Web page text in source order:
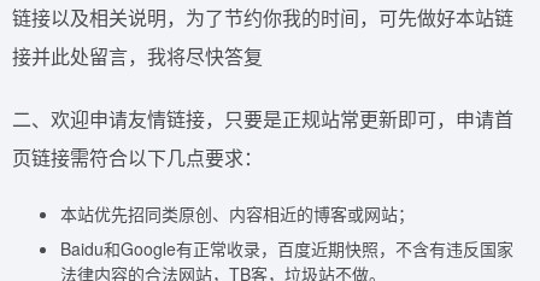
链接以及相关说明，为了节约你我的时间，可先做好本站链
接并此处留言，我将尽快答复
二、欢迎申请友情链接，只要是正规站常更新即可，申请首
页链接需符合以下几点要求：
本站优先招同类原创、内容相近的博客或网站；
Baidu和Google有正常收录，百度近期快照，不含有违反国家
法律内容的合法网站，TB客，垃圾站不做。